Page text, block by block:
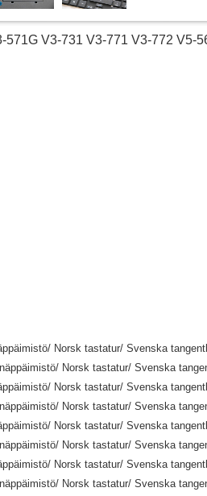
V3-731 V3-771 V3-772 V5-
Norsk tastatur/ Svenska
Norsk tastatur/ Svenska
Norsk tastatur/ Svenska
Norsk tastatur/ Svenska
Norsk tastatur/ Svenska
Norsk tastatur/ Svenska
Norsk tastatur/ Svenska
Norsk tastatur/ Svenska